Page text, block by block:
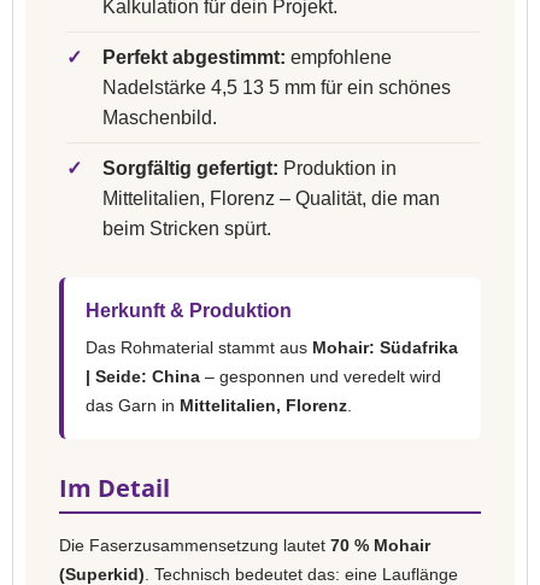
Kalkulation für dein Projekt.
✓ Perfekt abgestimmt: empfohlene
Nadelstärke 4,5 13 5 mm für ein schönes
Maschenbild.
✓ Sorgfältig gefertigt: Produktion in
Mittelitalien, Florenz – Qualität, die man
beim Stricken spürt.
Herkunft & Produktion
Das Rohmaterial stammt aus Mohair: Südafrika
| Seide: China – gesponnen und veredelt wird
das Garn in Mittelitalien, Florenz
Im Detail
Die Faserzusammensetzung lautet 70 % Mohair
(Superkid) . Technisch bedeutet das: eine Lauflänge